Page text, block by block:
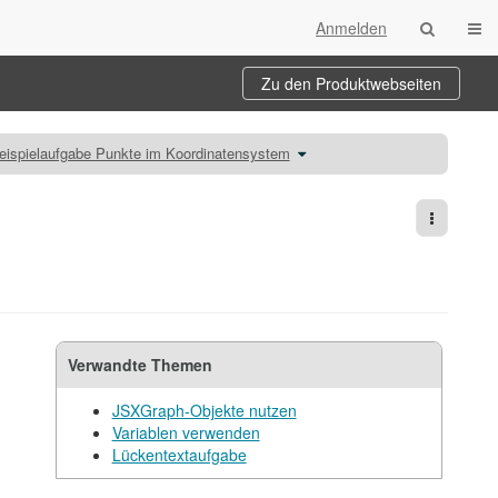
Anmelden
Zu den Produktwebseiten
Punkte im Koordinatensystem Schalte
den
unter
Beispielaufgabe
Koordinatensystem
Weitere
Verwandte Themen
JSXGraph-Objekte nutzen
Variablen verwenden
Lückentextaufgabe